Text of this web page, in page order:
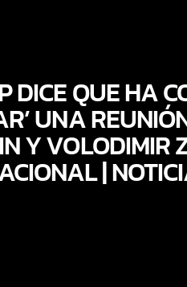
DICE QUE HA
UNA
Y VOLODIMIR
|